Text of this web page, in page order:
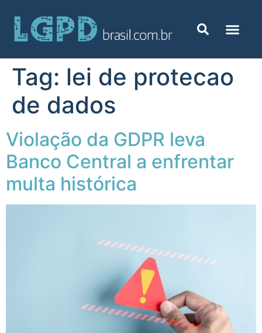
Tag: lei de protecao
de dados
Violação da GDPR leva
Banco Central a enfrentar
multa histórica